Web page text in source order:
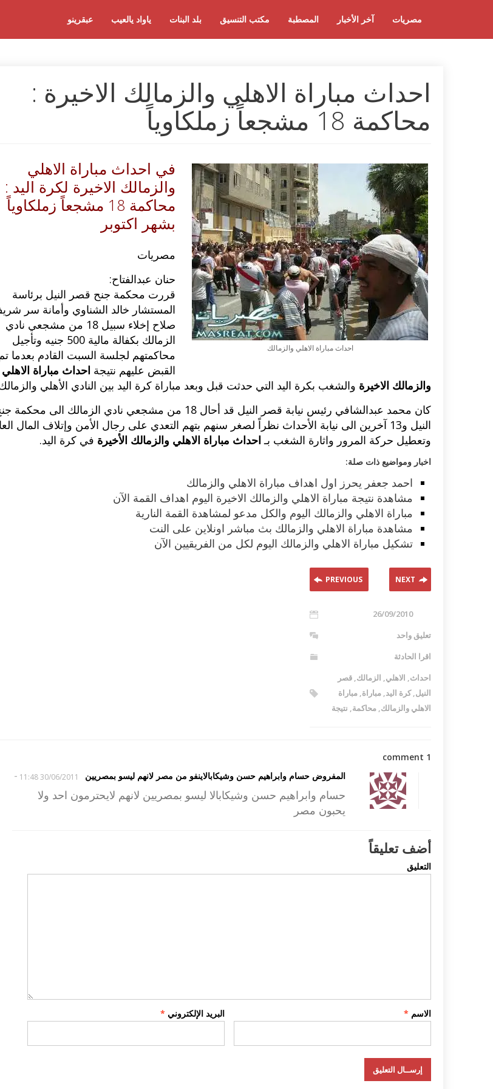
عبقرينو ياواد يالعيب بلد البنات مكتب التنسيق المصطبة آخر الأخبار مصريات
احداث مباراة الاهلي والزمالك الاخيرة :
محاكمة 18 مشجعاً زملكاوياً
احداث مباراة الاهلي والزمالك
في احداث مباراة الاهلي
والزمالك الاخيرة لكرة اليد :
محاكمة 18 مشجعاً زملكاوياً
بشهر اكتوبر
مصريات
حنان عبدالفتاح:
قررت محكمة جنح قصر النيل برئاسة
المستشار خالد الشناوي وأمانة سر
صلاح إخلاء سبيل 18 من مشجعي نادي
الزمالك بكفالة مالية 500 جنيه وتأجيل
محاكمتهم لجلسة السبت القادم بعدما تم
القبض عليهم نتيجة احداث مباراة الاهلي
والزمالك الاخيرة والشغب بكرة اليد التي حدثت قبل وبعد مباراة كرة اليد بين النادي الأهلي
كان محمد عبدالشافي رئيس نيابة قصر النيل قد أحال 18 من مشجعي نادي الزمالك الى
النيل و13 آخرين الى نيابة الأحداث نظراً لصغر سنهم بتهم التعدي على رجال الأمن وإتلاف المال
وتعطيل حركة المرور واثارة الشغب بـ احداث مباراة الاهلي والزمالك الأخيرة في كرة اليد.
اخبار ومواضيع ذات صلة:
احمد جعفر يحرز اول اهداف مباراة الاهلي والزمالك
مشاهدة نتيجة مباراة الاهلي والزمالك الاخيرة اليوم اهداف القمة الآن
مباراة الاهلي والزمالك اليوم والكل مدعو لمشاهدة القمة النارية
مشاهدة مباراة الاهلي والزمالك بث مباشر اونلاين على النت
تشكيل مباراة الاهلي والزمالك اليوم لكل من الفريقيين الآن
PREVIOUS NEXT
26/09/2010
تعليق واحد
اقرا الحادثة
احداث, الاهلي, الزمالك, قصر
النيل,كرة اليد, مباراة, مباراة
الاهلي والزمالك, محاكمة, نتيجة
1 comment
المفروض حسام وابراهيم حسن وشيكابالاينفو من مصر لانهم ليسو بمصريين
30/06/2011 11:48
-
حسام وابراهيم حسن وشيكابالا ليسو بمصريين لانهم لايحترمون احد ولا
يحبون مصر
أضف تعليقاً
التعليق
الاسم * البريد الإلكتروني *
وصفات بالفيديو والصور...
اكلات عيد الاضحى 2023 وصفات طبخ